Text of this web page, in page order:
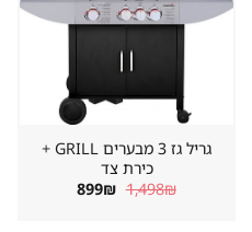
גריל גז 3 מבערים GRILL +
כירת צד
1,498₪ המחיר
899₪ המחיר